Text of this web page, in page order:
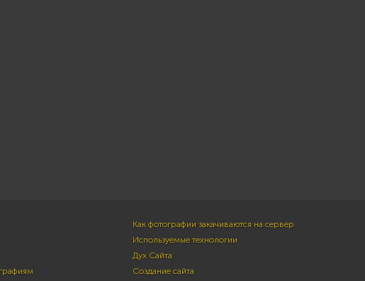
Как фотографии закачиваются на сервер
Используемые технологии
Дух Сайта
Создание сайта